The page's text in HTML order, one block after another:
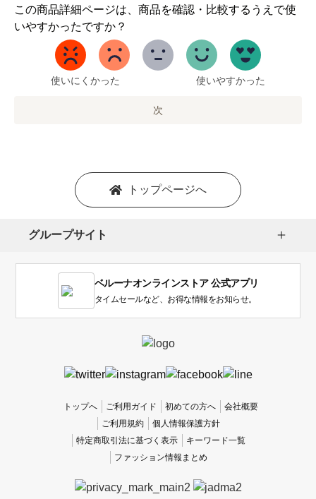
この商品詳細ページは、商品を確認・比較するうえで使
いやすかったですか？
1
か
い
使いにくかった 使いやすかった
次
トップページへ
グループサイト
ベルーナオンラインストア 公式アプリ
タイムセールなど、お得な情報をお知らせ。
トップへ ご利用ガイド 初めての方へ
会社概要
ご利用規約
個人情報保護方針
特定商取引法に基づく表示
キーワード一覧
ファッション情報まとめ